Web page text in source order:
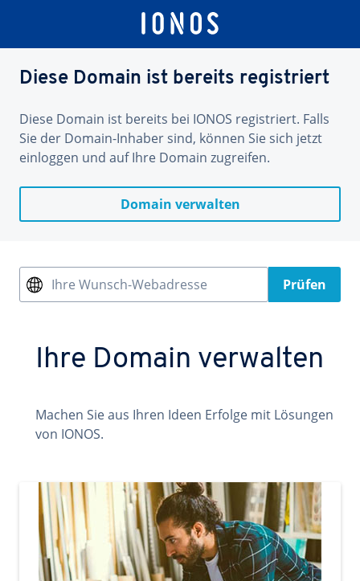
Diese Domain ist bereits registriert
Diese Domain ist bereits bei IONOS registriert. Falls
Sie der Domain-Inhaber sind, können Sie sich jetzt
einloggen und auf Ihre Domain zugreifen.
Domain verwalten
Ihre Wunsch-Webadresse Prüfen
Ihre Domain verwalten
Machen Sie aus Ihren Ideen Erfolge mit Lösungen
von IONOS.